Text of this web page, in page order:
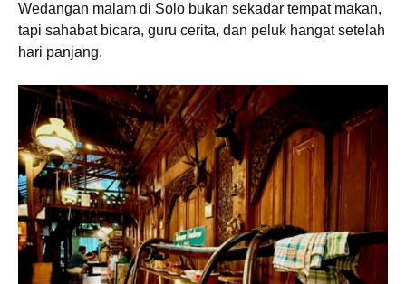
Wedangan malam di Solo bukan sekadar tempat makan,
tapi sahabat bicara, guru cerita, dan peluk hangat setelah
hari panjang.